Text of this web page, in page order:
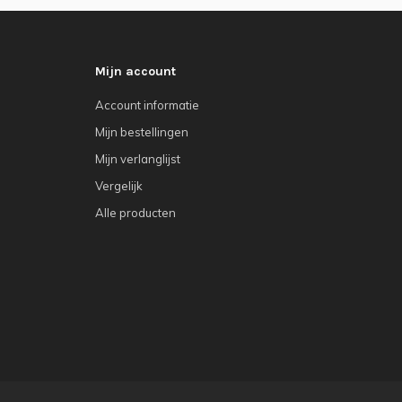
Mijn account
Account informatie
Mijn bestellingen
Mijn verlanglijst
Vergelijk
Alle producten